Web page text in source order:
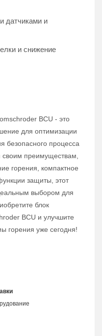
датчиками и
и снижение
BCU - это
для оптимизации
безопасного процесса
своим преимуществам,
горения, компактное
защиты, этот
выбором для
блок
BCU и улучшите
горения уже сегодня!